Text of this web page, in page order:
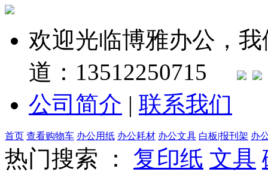
欢迎光临博雅办公，
道：13512250715
公司简介 | 联系我们
首页 查看购物车 办公用纸 办公耗材 办公文具 白板|报刊架 办
热门搜索 ： 复印纸 文具